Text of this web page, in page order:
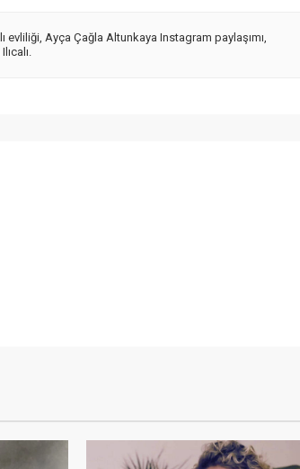
evliliği Ayça Çağla Altunkaya Instagram paylaşımı